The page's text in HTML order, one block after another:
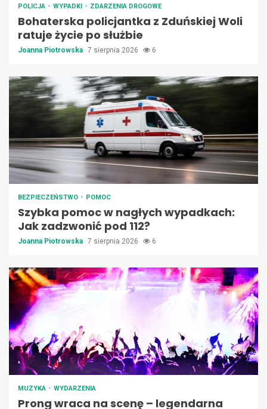
POLICJA WYPADKI ZDARZENIA DROGOWE
Bohaterska policjantka z Zduńskiej Woli
ratuje życie po służbie
Joanna Piotrowska 7 sierpnia 2026 6
BEZPIECZEŃSTWO POMOC
Szybka pomoc w nagłych wypadkach:
Jak zadzwonić pod 112?
Joanna Piotrowska 7 sierpnia 2026 6
MUZYKA WYDARZENIA
Prong wraca na scenę – legendarna